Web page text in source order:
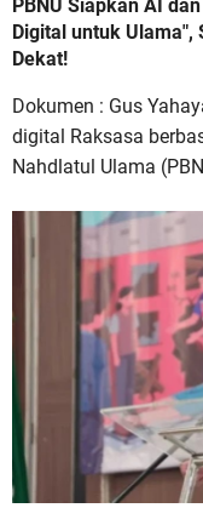
PBNU Siapkan AI
Digital untuk Ulama",
Dekat!
Dokumen : Gus
digital Raksasa
Nahdlatul Ulama